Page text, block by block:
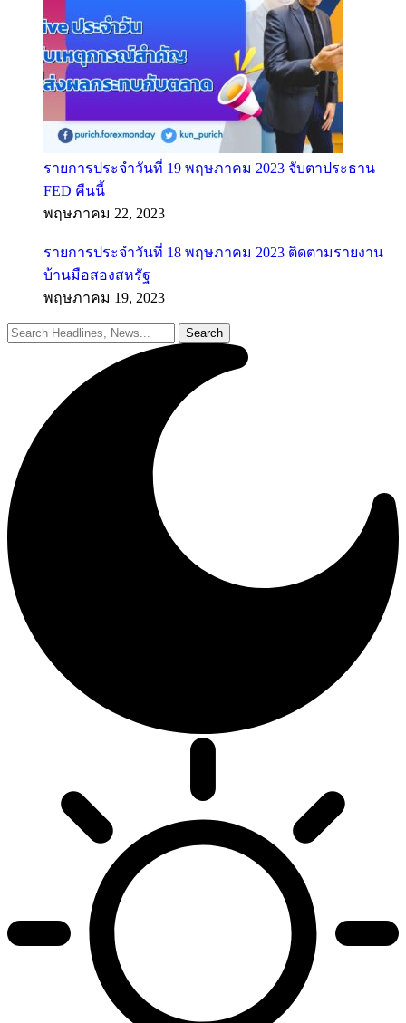
รายการประจำวันที่ 19 พฤษภาคม 2023 จับตาประธาน
FED คืนนี้
พฤษภาคม 22, 2023
รายการประจำวันที่ 18 พฤษภาคม 2023 ติดตามรายงาน
บ้านมือสองสหรัฐ
พฤษภาคม 19, 2023